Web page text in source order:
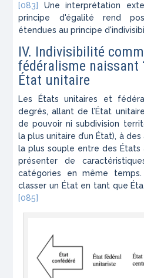
[083]
Une interprétation
principe d'égalité rend
étendues au principe
IV. Indivisibilité
fédéralisme naissant
État unitaire
Les États unitaires et
degrés, allant de l’État
de pouvoir ni subdivision
la plus unitaire d’un État), à
la plus souple entre des États
présenter de
catégories en même
classer un État en tant que
[085]